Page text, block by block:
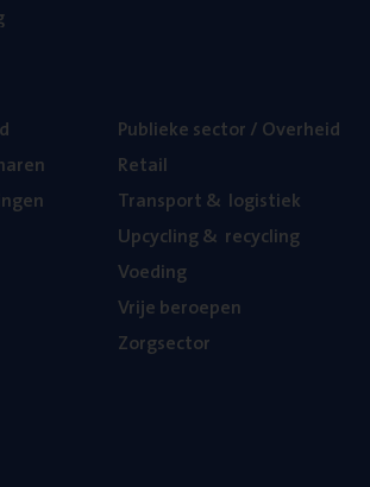
Publie­ke sec­tor / Overheid
Retail
Trans­port& logistiek
Upcy­cling& recycling
Voe­ding
Vrije beroe­pen
Zorg­sec­tor